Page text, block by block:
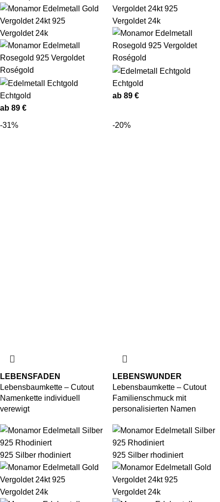
Vergoldet 24k
Roségold
Echtgold
ab 89 €
Vergoldet 24k
Roségold
Echtgold
ab 89 €
-31%
LEBENSFADEN
Lebensbaumkette – Cutout
Namenkette individuell
verewigt
925 Silber rhodiniert
Vergoldet 24k
-20%
LEBENSWUNDER
Lebensbaumkette – Cutout
Familienschmuck mit
personalisierten Namen
925 Silber rhodiniert
Vergoldet 24k